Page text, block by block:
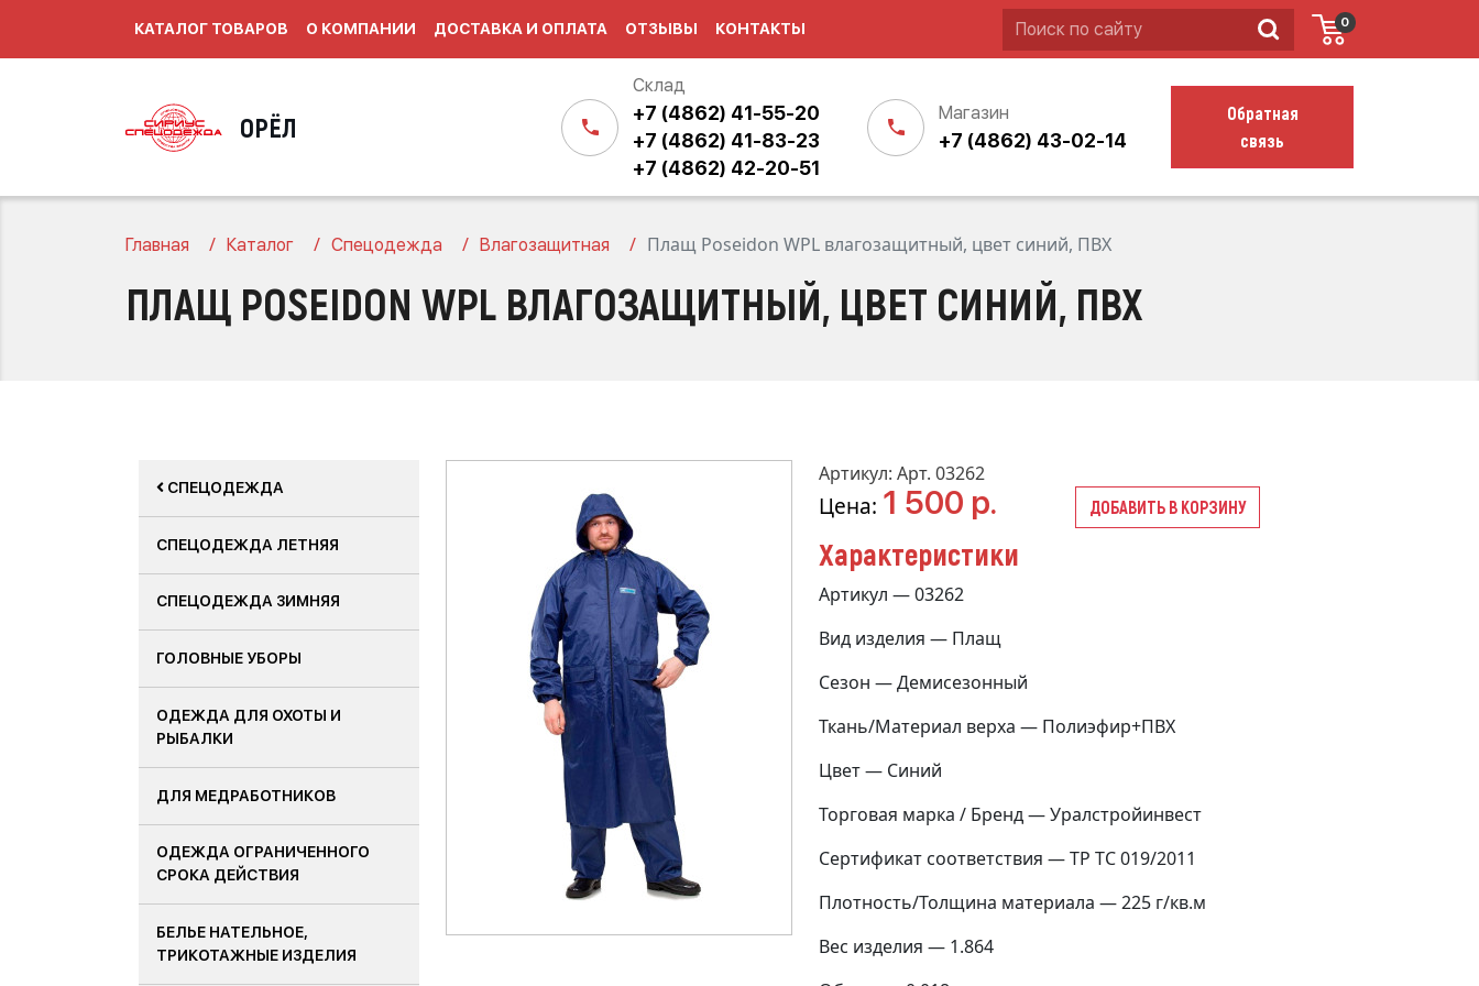
КАТАЛОГ ТОВАРОВ О КОМПАНИИ ДОСТАВКА И ОПЛАТА ОТЗЫВЫ КОНТАКТЫ 0
ОРЁЛ
Склад
+7 (4862) 41-55-20
+7 (4862) 41-83-23
+7 (4862) 42-20-51
Магазин
+7 (4862) 43-02-14
Обратная
связь
Главная Каталог Спецодежда Влагозащитная Плащ Poseidon WPL влагозащитный, цвет синий, ПВХ
ПЛАЩ POSEIDON WPL ВЛАГОЗАЩИТНЫЙ, ЦВЕТ СИНИЙ, ПВХ
СПЕЦОДЕЖДА
СПЕЦОДЕЖДА ЛЕТНЯЯ
СПЕЦОДЕЖДА ЗИМНЯЯ
ГОЛОВНЫЕ УБОРЫ
ОДЕЖДА ДЛЯ ОХОТЫ И
РЫБАЛКИ
ДЛЯ МЕДРАБОТНИКОВ
ОДЕЖДА ОГРАНИЧЕННОГО
СРОКА ДЕЙСТВИЯ
БЕЛЬЕ НАТЕЛЬНОЕ,
ТРИКОТАЖНЫЕ ИЗДЕЛИЯ
Артикул: Арт. 03262
Цена: 1 500 р. ДОБАВИТЬ В КОРЗИНУ
Характеристики
Артикул — 03262
Вид изделия — Плащ
Сезон — Демисезонный
Ткань/Материал верха — Полиэфир+ПВХ
Цвет — Синий
Торговая марка / Бренд — Уралстройинвест
Сертификат соответствия — ТР ТС 019/2011
Плотность/Толщина материала — 225 г/кв.м
Вес изделия — 1.864